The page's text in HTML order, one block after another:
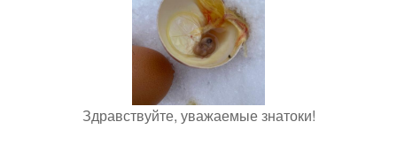
Здравствуйте, уважаемые знатоки!